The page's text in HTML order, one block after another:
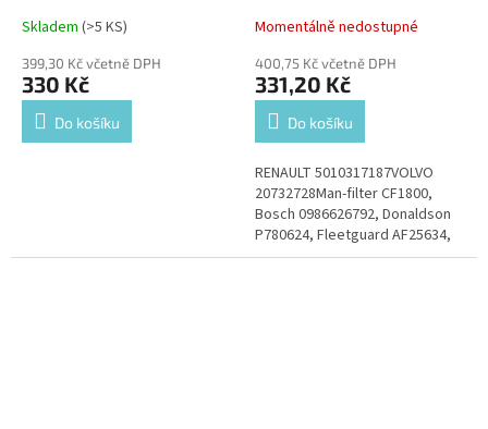
Skladem (>5 KS)
399,30 Kč včetně DPH
330 Kč
Do košíku
Momentálně nedostupné
400,75 Kč včetně DPH
331,20 Kč
Do košíku
RENAULT 5010317187VOLVO
20732728Man-filter CF1800,
Bosch 0986626792, Donaldson
P780624, Fleetguard AF25634,
Filtron AM471W, Hengst E452LS,